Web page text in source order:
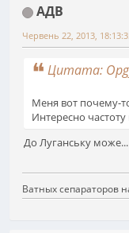
АДВ
Червень 22, 2013,
Цитата:
Меня вот почему-
Интересно
До Луганську може...
Ватных сепараторов